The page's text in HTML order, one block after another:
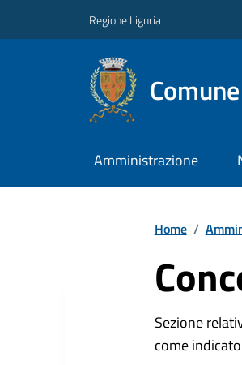
Regione Liguria
Amministrazione
Home /
Sezione
come